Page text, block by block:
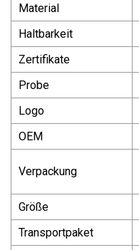
Material
Haltbarkeit
Zertifikate
Probe
Logo
OEM
Verpackung
Größe
Transportpaket